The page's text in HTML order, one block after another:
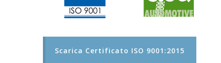
Scarica Certificato ISO 9001:2015